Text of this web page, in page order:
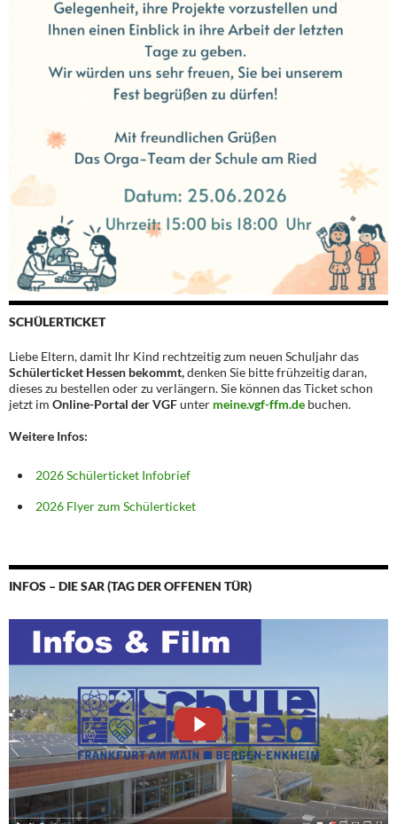
SCHÜLERTICKET
Liebe Eltern, damit Ihr Kind rechtzeitig zum neuen Schuljahr das
Schülerticket Hessen bekommt,denken Sie bitte frühzeitig daran,
dieses zu bestellen oder zu verlängern. Sie können das Ticket schon
jetzt im Online-Portal der VGFunter meine.vgf-ffm.de buchen.
Weitere Infos:
2026 Schülerticket Infobrief
2026 Flyer zum Schülerticket
INFOS – DIE SAR (TAG DER OFFENEN TÜR)